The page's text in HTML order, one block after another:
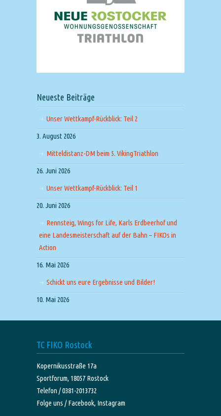
Neueste Beiträge
Unser Wettkampf-Rückblick: Teil 2
3. August 2026
Mitteldistanz-DM beim 5. VikingTriathlon
26. Juni 2026
Unser Wettkampf-Rückblick: Teil 1
20. Juni 2026
Rennsteig, Wings for Life, Karls Erdbeerhof und
eine Landesmeisterschaft auf der Bahn – FIKOs in
Action
16. Mai 2026
Schickt uns eure Ergebnisse und Bilder!
10. Mai 2026
TC FIKO Rostock
Kopernikusstraße 17a
Sportforum, 18057 Rostock
Telefon / 0381-2013732
Folge uns /Facebook, Instagram